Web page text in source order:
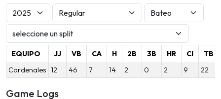
EQUIPO JJ VB CA H 2B 3B HR CI
TB
Cardenales 12 46 7 14 2 0 2 9 22
Game Logs